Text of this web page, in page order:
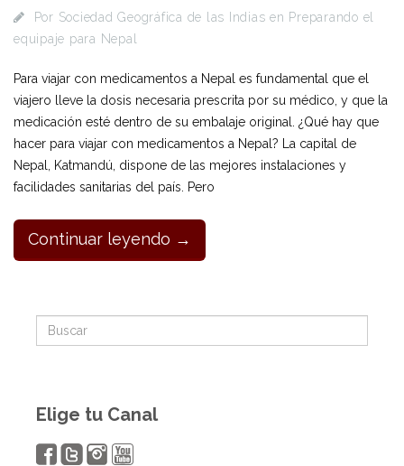
Por Sociedad Geográfica de las Indias en Preparando el
equipaje para Nepal
Para viajar con medicamentos a Nepal es fundamental que el
viajero lleve la dosis necesaria prescrita por su médico, y que la
medicación esté dentro de su embalaje original. ¿Qué hay que
hacer para viajar con medicamentos a Nepal? La capital de
Nepal, Katmandú, dispone de las mejores instalaciones y
facilidades sanitarias del país. Pero
Continuar leyendo →
Elige tu Canal